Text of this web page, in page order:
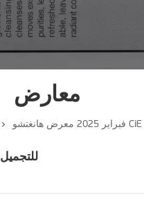
معارض
فبراير 2025 معرض هانغتشو CiE للتجميل